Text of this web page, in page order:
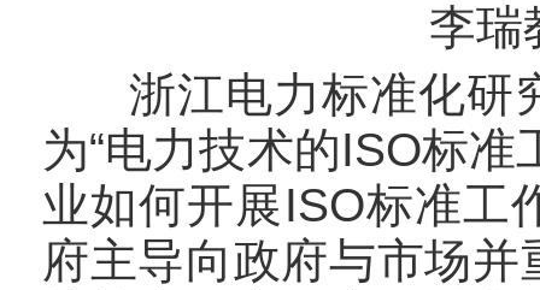
李瑞
浙江电力标准化研
为“电力技术的ISO标
业如何开展ISO标准工
府主导向政府与市场